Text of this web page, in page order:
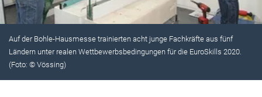
Auf der Bohle-Hausmesse trainierten acht junge Fachkräfte aus fünf
Ländern unter realen Wettbewerbsbedingungen für die EuroSkills 2020.
(Foto: © Vössing)